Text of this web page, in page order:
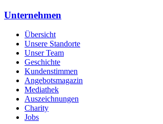
Unternehmen
Übersicht
Unsere Standorte
Unser Team
Geschichte
Kundenstimmen
Angebotsmagazin
Mediathek
Auszeichnungen
Charity
Jobs